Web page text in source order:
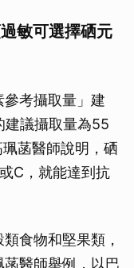
敏可選擇硒元
考攝取量」建
建議攝取量為55
菡醫師說明，硒
C，就能達到抗
食物和堅果類，
醫師舉例，以巴